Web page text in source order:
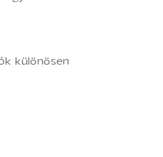
különösen